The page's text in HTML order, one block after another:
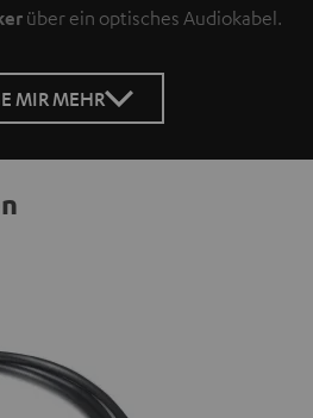
über ein optisches Audiokabel.
MIR MEHR